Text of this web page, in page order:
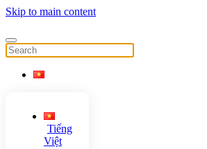
Skip to main content
Tiếng
Việt